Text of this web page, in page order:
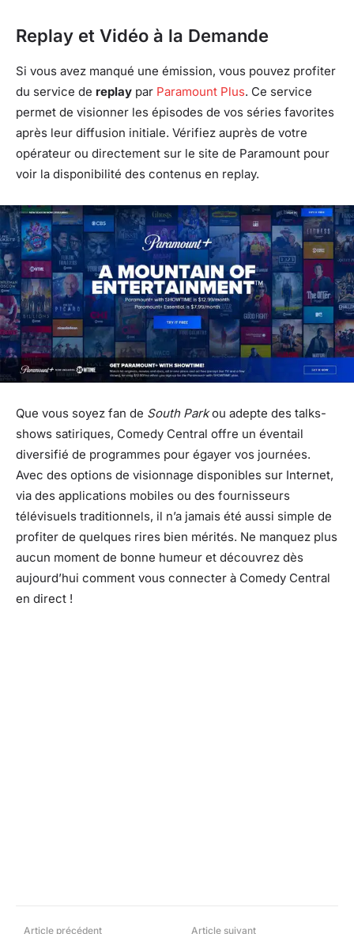
Replay et Vidéo à la Demande
Si vous avez manqué une émission, vous pouvez profiter
du service de replay par Paramount Plus. Ce service
permet de visionner les épisodes de vos séries favorites
après leur diffusion initiale. Vérifiez auprès de votre
opérateur ou directement sur le site de Paramount pour
voir la disponibilité des contenus en replay.
Que vous soyez fan de South Parkou adepte des talks-
shows satiriques, Comedy Central offre un éventail
diversifié de programmes pour égayer vos journées.
Avec des options de visionnage disponibles sur Internet,
via des applications mobiles ou des fournisseurs
télévisuels traditionnels, il n’a jamais été aussi simple de
profiter de quelques rires bien mérités. Ne manquez plus
aucun moment de bonne humeur et découvrez dès
aujourd’hui comment vous connecter à Comedy Central
en direct !
Article précédent Article suivant